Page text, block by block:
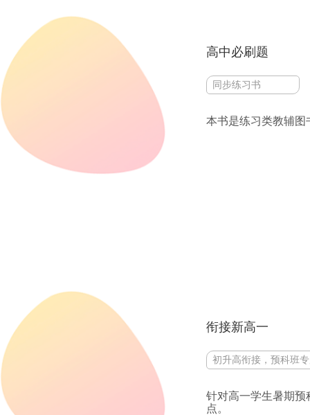
高中必刷题
同步练习书
本书是练习类教辅
衔接新高一
初升高衔接，预科班
针对高一学生暑期预
点。